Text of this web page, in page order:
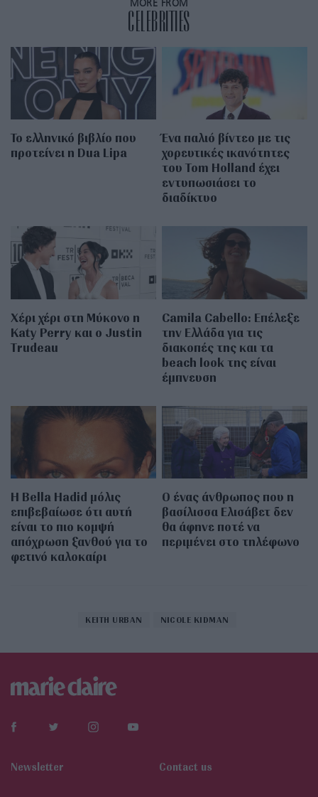
MORE FROM
CELEBRITIES
Το ελληνικό βιβλίο που
προτείνει η Dua Lipa
Ένα παλιό βίντεο με τις
χορευτικές ικανότητες
του Tom Holland έχει
εντυπωσιάσει το
διαδίκτυο
Χέρι χέρι στη Μύκονο η
Katy Perry και ο Justin
Trudeau
Camila Cabello: Επέλεξε
την Ελλάδα για τις
διακοπές της και τα
beach look της είναι
έμπνευση
Η Bella Hadid μόλις
επιβεβαίωσε ότι αυτή
είναι το πιο κομψή
απόχρωση ξανθού για το
φετινό καλοκαίρι
Ο ένας άνθρωπος που η
βασίλισσα Ελισάβετ δεν
θα άφηνε ποτέ να
περιμένει στο τηλέφωνο
KEITH URBAN NICOLE KIDMAN
Newsletter Contact us